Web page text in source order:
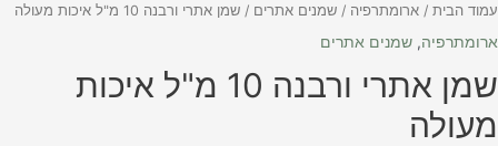
הבית/ ארומתרפיה/ שמנים אתרים/ שמן אתרי ורבנה 10 מ"ל איכות מעולה
, שמנים אתרים
שמן אתרי ורבנה 10 מ"ל איכות